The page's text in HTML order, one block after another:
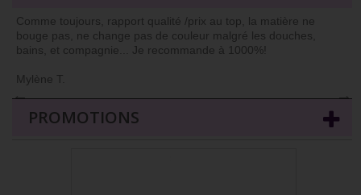
Comme toujours, rapport qualité /prix au top, la matière ne
bouge pas, ne change pas de couleur malgré les douches,
bains, et compagnie... Je recommande à 1000%!
Mylène T.
→
←
PROMOTIONS